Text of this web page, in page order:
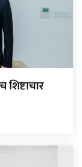
शिष्टाचार